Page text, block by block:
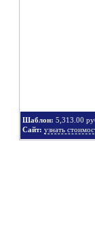
Шаблон: 5,313.00
Сайт: узнать